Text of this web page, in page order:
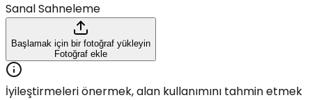
Sanal Sahneleme
Başlamak için bir fotoğraf yükleyin
Fotoğraf ekle
İyileştirmeleri önermek, alan kullanımını tahmin etmek